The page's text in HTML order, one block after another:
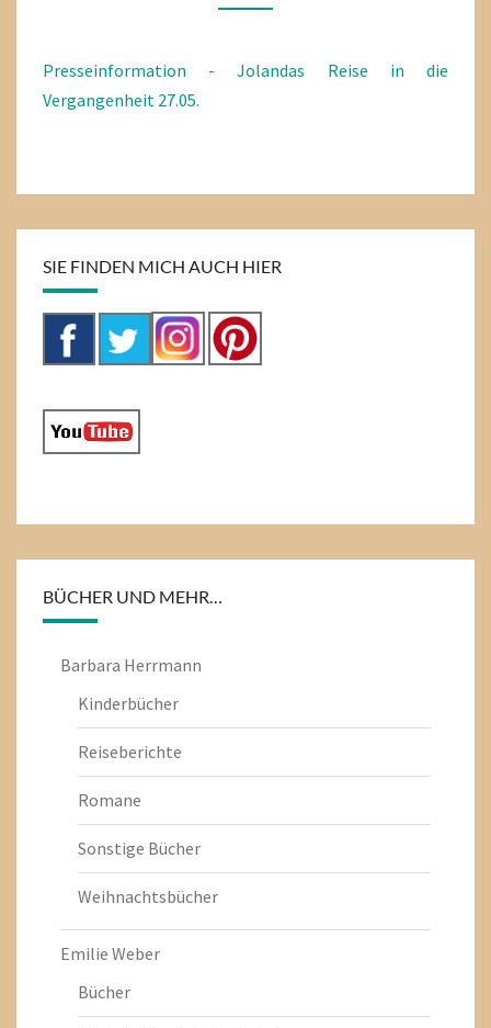
27.05.
Presseinformation - Jolandas Reise in die
Vergangenheit 27.05.
SIE FINDEN MICH AUCH HIER
BÜCHER UND MEHR…
Barbara Herrmann
Kinderbücher
Reiseberichte
Romane
Sonstige Bücher
Weihnachtsbücher
Emilie Weber
Bücher